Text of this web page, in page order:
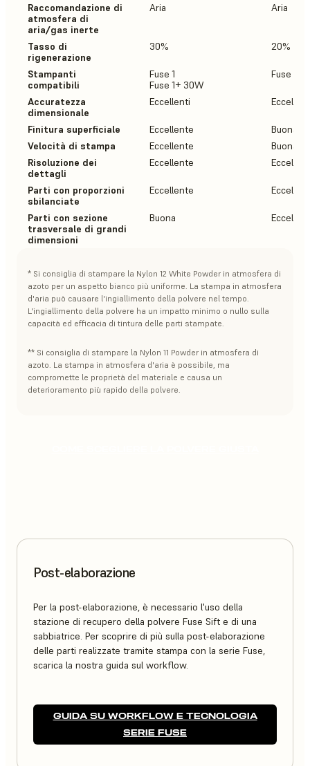
Raccomandazione di
atmosfera di
aria/gas inerte
Aria Aria
Tasso di
rigenerazione
30% 20%
Stampanti
compatibili
Fuse 1
Fuse 1+ 30W
Fuse 1+
Accuratezza
dimensionale
Eccellenti
Finitura superficiale Eccellente
Buona
Velocità di stampa
Eccellente
Buona
Risoluzione dei
dettagli
Eccellente
Parti con proporzioni
sbilanciate
Eccellente
Parti con sezione
trasversale di grandi
dimensioni
Buona
* Si consiglia di stampare la Nylon 12 White Powder in atmosfera di
azoto per un aspetto bianco più uniforme. La stampa in atmosfera
d'aria può causare l'ingiallimento della polvere nel tempo.
L'ingiallimento della polvere ha un impatto minimo o nullo sulla
capacità ed efficacia di tintura delle parti stampate.
** Si consiglia di stampare la Nylon 11 Powder in atmosfera di
azoto. La stampa in atmosfera d'aria è possibile, ma
compromette le proprietà del materiale e causa un
deterioramento più rapido della polvere.
Post-elaborazione
Per la post-elaborazione, è necessario l'uso della
stazione di recupero della polvere Fuse Sift e di una
sabbiatrice. Per scoprire di più sulla post-elaborazione
delle parti realizzate tramite stampa con la serie Fuse,
scarica la nostra guida sul workflow.
GUIDA SU WORKFLOW E TECNOLOGIA
SERIE FUSE